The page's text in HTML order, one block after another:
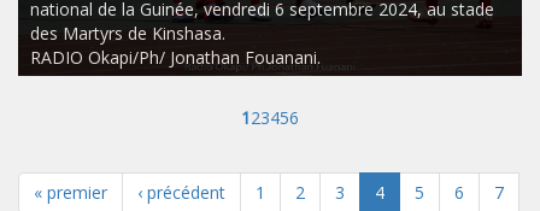
national de la Guinée, vendredi 6 septembre 2024, au stade
des Martyrs de Kinshasa.
RADIO Okapi/Ph/ Jonathan Fouanani.
123456
« premier ‹ précédent 1 2 3 4 5 6
7